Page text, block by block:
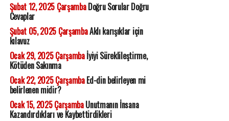
Şubat 12, 2025 ÇarşambaDoğru Sorular Doğru
Cevaplar
Şubat 05, 2025 ÇarşambaAklı karışıklar için
kılavuz
Ocak 29, 2025 Çarşambaİyiyi Süreklileştirme,
Kötüden Sakınma
Ocak 22, 2025 ÇarşambaEd-din belirleyen mi
belirlenen midir?
Ocak 15, 2025 ÇarşambaUnutmanın İnsana
Kazandırdıkları ve Kaybettirdikleri